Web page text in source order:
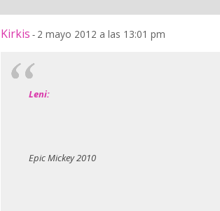
Kirkis - 2 mayo 2012 a las 13:01 pm
Leni:
Epic Mickey 2010